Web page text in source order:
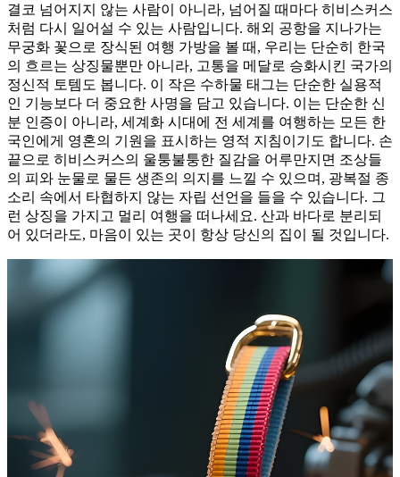
결코 넘어지지 않는 사람이 아니라, 넘어질 때마다 히비스커스
처럼 다시 일어설 수 있는 사람입니다. 해외 공항을 지나가는
무궁화 꽃으로 장식된 여행 가방을 볼 때, 우리는 단순히 한국
의 흐르는 상징물뿐만 아니라, 고통을 메달로 승화시킨 국가의
정신적 토템도 봅니다. 이 작은 수하물 태그는 단순한 실용적
인 기능보다 더 중요한 사명을 담고 있습니다. 이는 단순한 신
분 인증이 아니라, 세계화 시대에 전 세계를 여행하는 모든 한
국인에게 영혼의 기원을 표시하는 영적 지침이기도 합니다. 손
끝으로 히비스커스의 울퉁불퉁한 질감을 어루만지면 조상들
의 피와 눈물로 물든 생존의 의지를 느낄 수 있으며, 광복절 종
소리 속에서 타협하지 않는 자립 선언을 들을 수 있습니다. 그
런 상징을 가지고 멀리 여행을 떠나세요. 산과 바다로 분리되
어 있더라도, 마음이 있는 곳이 항상 당신의 집이 될 것입니다.